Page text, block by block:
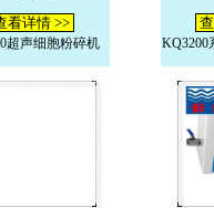
看详情 >>
超声细胞粉碎机 KQ3200